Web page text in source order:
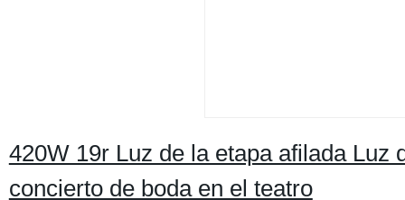
420W 19r Luz de la etapa afilada Luz
concierto de boda en el teatro